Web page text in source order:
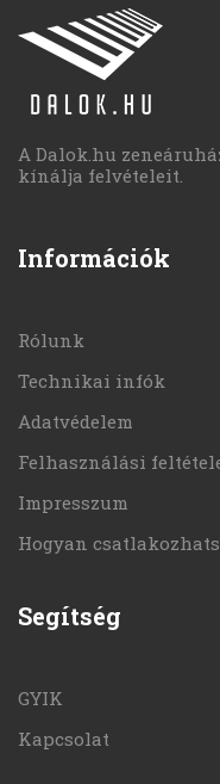
A Dalok.hu
kínálja felvételeit.
Információk
Rólunk
Technikai infók
Adatvédelem
Felhasználási
Impresszum
Hogyan
Segítség
GYIK
Kapcsolat